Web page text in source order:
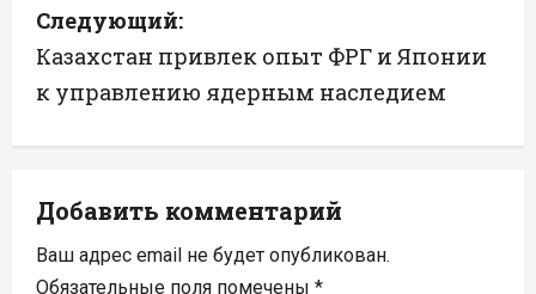
г
а
ц
и
я
Следующий:
Казахстан привлек опыт ФРГ и Японии
к управлению ядерным наследием
Добавить комментарий
Ваш адрес email не будет опубликован.
Обязательные поля помечены *